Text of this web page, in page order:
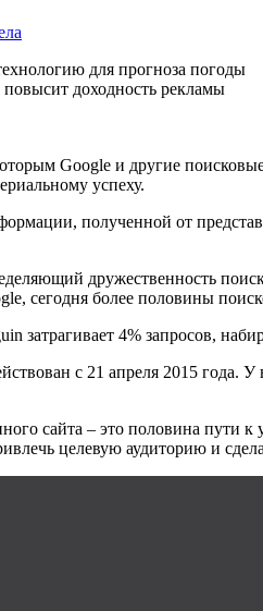
для прогноза погоды
доходность рекламы
Google и другие
успеху.
полученной от
дружественность
, сегодня более половины
затрагивает 4% запросов,
с 21 апреля 2015 года.
сайта – это половина пути к
целевую аудиторию и